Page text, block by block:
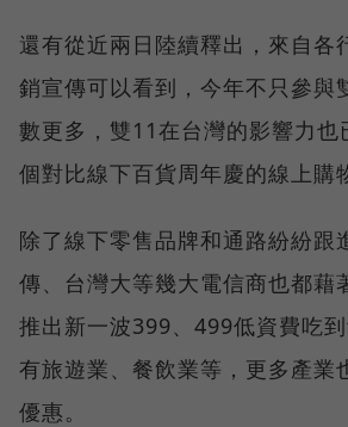
還有從近兩日陸續釋出，來自各
銷宣傳可以看到，今年不只參與
數更多，雙11在台灣的影響力也
個對比線下百貨周年慶的線上購
除了線下零售品牌和通路紛紛跟
傳、台灣大等幾大電信商也都藉
推出新一波399、499低資費吃
有旅遊業、餐飲業等，更多產業
優惠。